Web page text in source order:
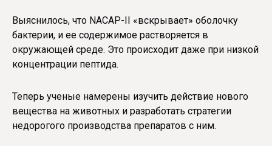
Выяснилось, что NACAP-II «вскрывает» оболочку
бактерии, и ее содержимое растворяется в
окружающей среде. Это происходит даже при низкой
концентрации пептида.
Теперь ученые намерены изучить действие нового
вещества на животных и разработать стратегии
недорогого производства препаратов с ним.